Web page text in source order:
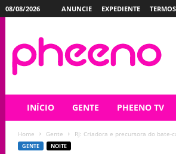
08/08/2026 ANUNCIE EXPEDIENTE
INÍCIO GENTE PHEENO TV
Home Gente RJ: Criadora e precursora do
GENTE NOITE